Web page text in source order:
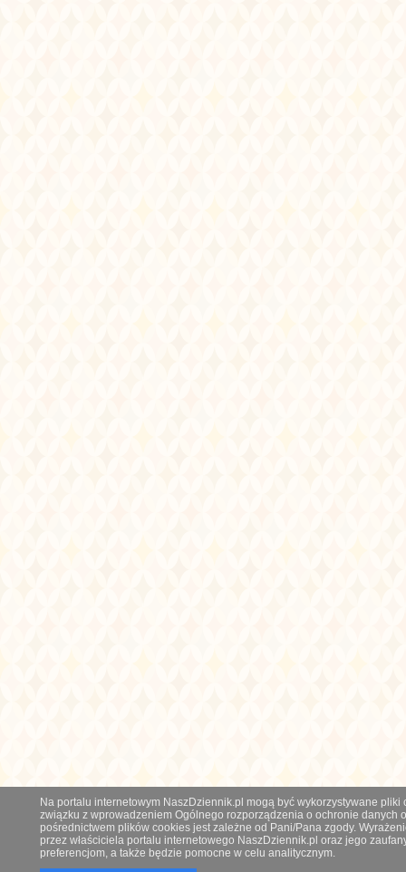
Na portalu internetowym NaszDziennik.pl mogą być wykorzystywane
związku z wprowadzeniem Ogólnego rozporządzenia o ochronie danych
pośrednictwem plików cookies jest zależne od Pani/Pana zgody.
przez właściciela portalu internetowego NaszDziennik.pl oraz jego
preferencjom, a także będzie pomocne w celu analitycznym.